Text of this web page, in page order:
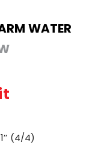
WATER
(4/4)